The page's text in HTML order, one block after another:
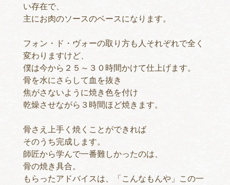
い存在で、
主にお肉のソースのベースになります。
フォン・ド・ヴォーの取り方も人それぞれで全く
変わりますけど、
僕は今から２５～３０時間かけて仕上げます。
骨を水にさらして血を抜き
焦がさないように焼き色を付け
乾燥させながら３時間ほど焼きます。
骨さえ上手く焼くことができれば
そのうち完成します。
師匠から学んで一番難しかったのは、
骨の焼き具合。
もらったアドバイスは、「こんなもんや」この一